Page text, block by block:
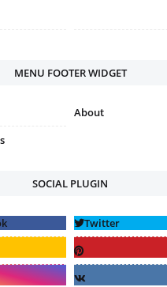
MENU FOOTER WIDGET
About
SOCIAL PLUGIN